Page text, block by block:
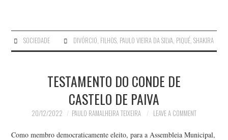
SOCIEDADE DIVÓRCIO, FILHOS, PAULO VIEIRA DA SILVA, PIQUÉ, SHAKIRA
TESTAMENTO DO CONDE DE
CASTELO DE PAIVA
20/12/2022 PAULO RAMALHEIRA TEIXEIRA LEAVE A COMMENT
Como membro democraticamente eleito, para a Assembleia Municipal,